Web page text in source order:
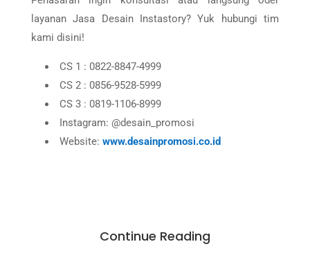
layanan Jasa Desain Instastory? Yuk hubungi tim
kami disini!
CS 1 : 0822-8847-4999
CS 2 : 0856-9528-5999
CS 3 : 0819-1106-8999
Instagram: @desain_promosi
Website: www.desainpromosi.co.id
Continue Reading